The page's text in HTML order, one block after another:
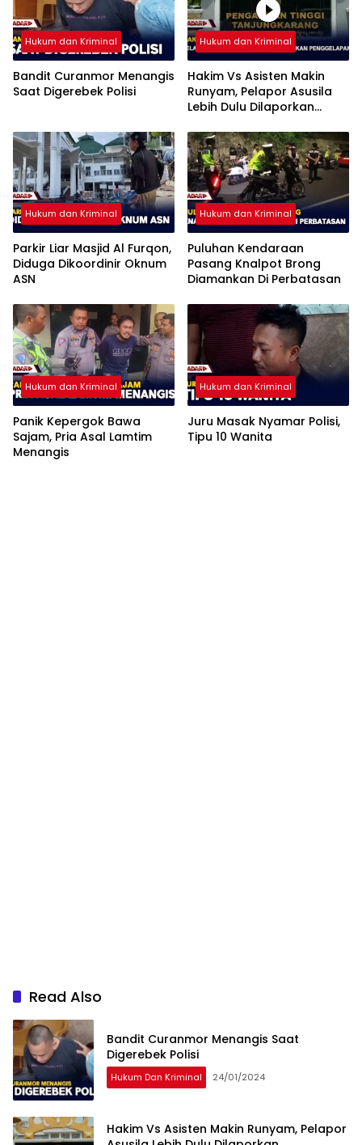
Hukum dan Kriminal
Bandit Curanmor Menangis
Saat Digerebek Polisi
Hukum dan Kriminal
Hakim Vs Asisten Makin
Runyam, Pelapor Asusila
Lebih Dulu Dilaporkan
Hukum dan Kriminal
Parkir Liar Masjid Al Furqon,
Diduga Dikoordinir Oknum
ASN
Hukum dan Kriminal
Puluhan Kendaraan
Pasang Knalpot Brong
Diamankan Di Perbatasan
Hukum dan Kriminal
Panik Kepergok Bawa
Sajam, Pria Asal Lamtim
Menangis
Hukum dan Kriminal
Juru Masak Nyamar Polisi,
Tipu 10 Wanita
Read Also
Bandit Curanmor Menangis Saat
Digerebek Polisi
Hukum Dan Kriminal 24/01/2024
Hakim Vs Asisten Makin Runyam, Pelapor